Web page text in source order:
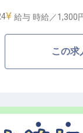
です
安心して夜を過
回や大浴場の整
ン・早朝のチェ
の安らぎを第一
給与 時給／1,300
この求